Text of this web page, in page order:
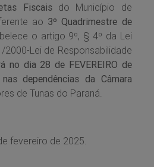
Fiscaisdo Município de
ao 3º Quadrimestre de
o artigo 9º, § 4º da Lei
2000-Lei de Responsabilidade
no dia 28 de FEVEREIRO de
dependências da Câmara
de Tunas do Paraná.
fevereiro de 2025.